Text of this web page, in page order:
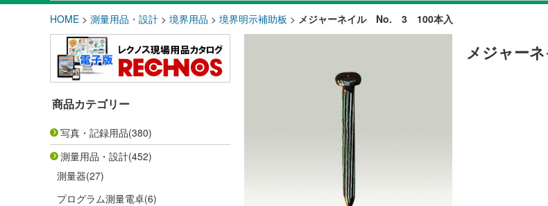
HOME > 測量用品・設計 > 境界用品 > 境界明示補助板 > メジャーネイル No. 3 100本入
商品カテゴリー
写真・記録用品(380)
測量用品・設計(452)
測量器(27)
プログラム測量電卓(6)
メジャー